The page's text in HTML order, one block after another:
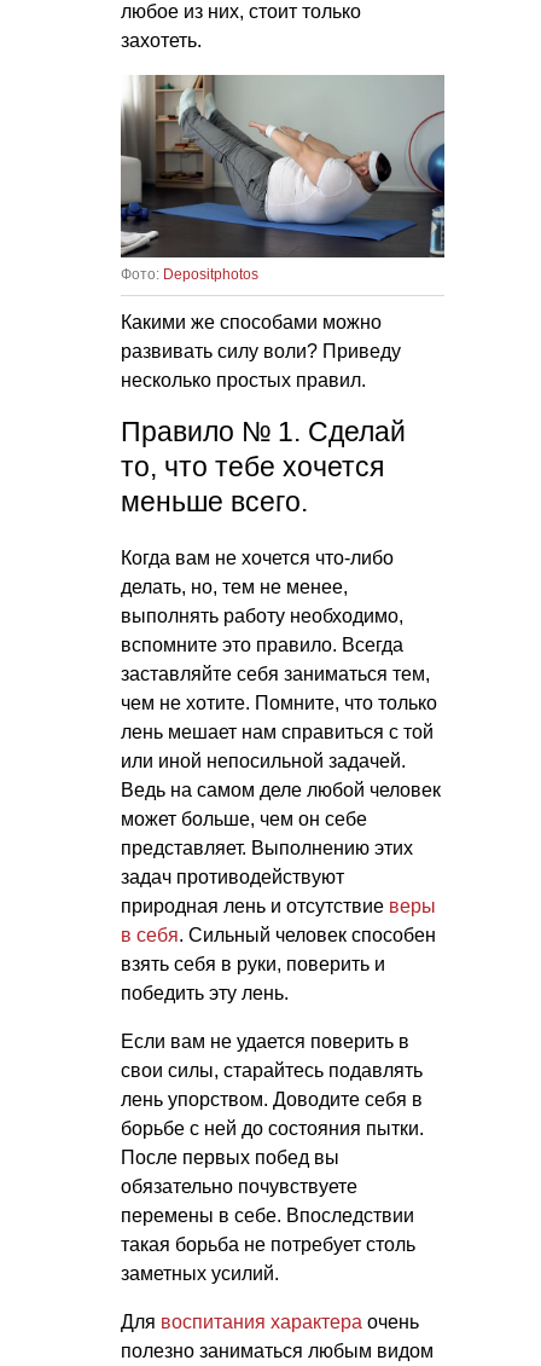
любое из них, стоит только
захотеть.
Фото: Depositphotos
Какими же способами можно
развивать силу воли? Приведу
несколько простых правил.
Правило № 1. Сделай
то, что тебе хочется
меньше всего.
Когда вам не хочется что-либо
делать, но, тем не менее,
выполнять работу необходимо,
вспомните это правило. Всегда
заставляйте себя заниматься тем,
чем не хотите. Помните, что только
лень мешает нам справиться с той
или иной непосильной задачей.
Ведь на самом деле любой человек
может больше, чем он себе
представляет. Выполнению этих
задач противодействуют
природная лень и отсутствие веры
в себя. Сильный человек способен
взять себя в руки, поверить и
победить эту лень.
Если вам не удается поверить в
свои силы, старайтесь подавлять
лень упорством. Доводите себя в
борьбе с ней до состояния пытки.
После первых побед вы
обязательно почувствуете
перемены в себе. Впоследствии
такая борьба не потребует столь
заметных усилий.
Для воспитания характера очень
полезно заниматься любым видом